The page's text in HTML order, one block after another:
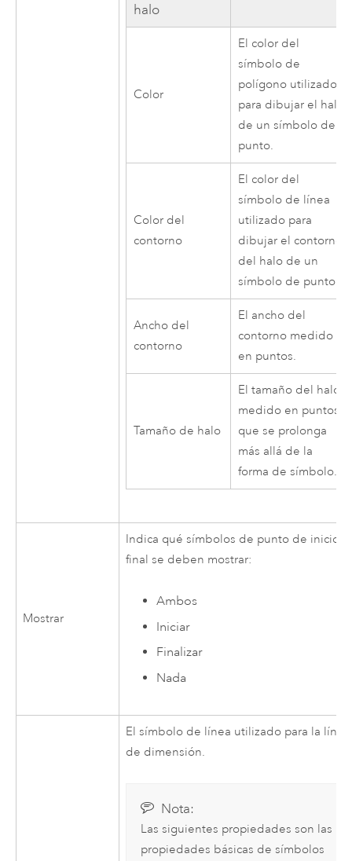
halo
Color
El color del
símbolo de
polígono utilizado
para dibujar el halo
de un símbolo de
punto.
Color del
contorno
El color del
símbolo de línea
utilizado para
dibujar el contorno
del halo de un
símbolo de punto.
Ancho del
contorno
El ancho del
contorno medido
en puntos.
Tamaño de halo
El tamaño del halo,
medido en puntos,
que se prolonga
más allá de la
forma de símbolo.
Mostrar
Indica qué símbolos de punto de inicio y
final se deben mostrar:
Ambos
Iniciar
Finalizar
Nada
El símbolo de línea utilizado para la línea
de dimensión.
Nota:
Las siguientes propiedades son las
propiedades básicas de símbolos